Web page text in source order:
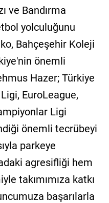
ve Bandırma
yolculuğunu
Bahçeşehir Koleji
önemli
Hazer; Türkiye
EuroLeague,
Ligi
önemli tecrübeyi
parkeye
agresifliği hem
takımımıza katkı
başarılarla